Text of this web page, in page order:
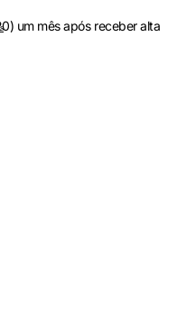
um mês após receber alta